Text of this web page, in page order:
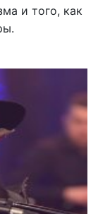
и того, как